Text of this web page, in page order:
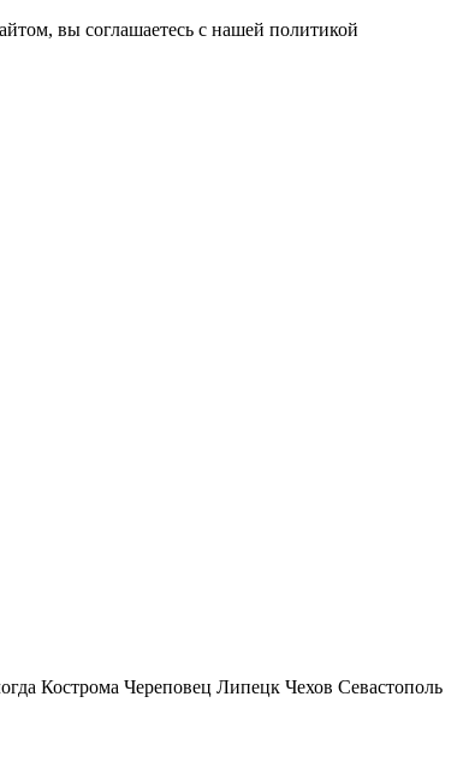
вы соглашаетесь с нашей политикой
Кострома Череповец Липецк Чехов Севастополь